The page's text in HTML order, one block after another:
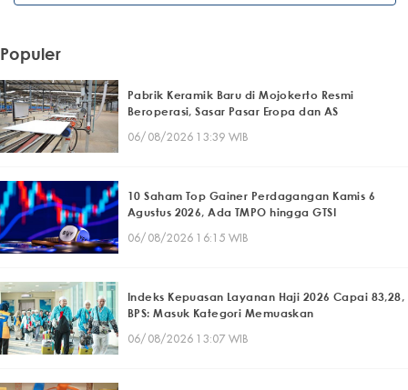
Populer
Pabrik Keramik Baru di Mojokerto Resmi
Beroperasi, Sasar Pasar Eropa dan AS
06/08/2026 13:39 WIB
10 Saham Top Gainer Perdagangan Kamis 6
Agustus 2026, Ada TMPO hingga GTSI
06/08/2026 16:15 WIB
Indeks Kepuasan Layanan Haji 2026 Capai 83,28,
BPS: Masuk Kategori Memuaskan
06/08/2026 13:07 WIB